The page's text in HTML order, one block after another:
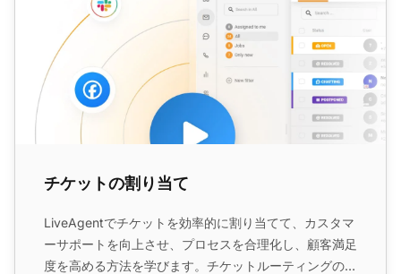
チケットの割り当て
LiveAgentでチケットを効率的に割り当てて、カスタマ
ーサポートを向上させ、プロセスを合理化し、顧客満足
度を高める方法を学びます。チケットルーティングの基